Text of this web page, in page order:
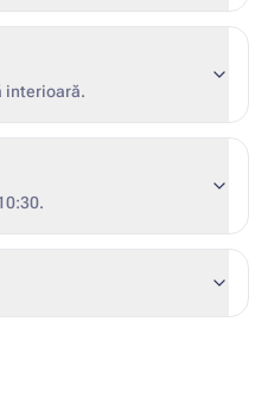
interioară.